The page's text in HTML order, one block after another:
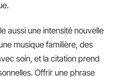
aussi une intensité nouvelle
musique familière, des
soin, et la citation prend
Offrir une phrase